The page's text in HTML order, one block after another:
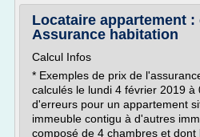
Locataire appartement
Assurance habitation
Calcul Infos
* Exemples de prix de
calculés le lundi 4 février 2019 à
d'erreurs pour un appartement
immeuble contigu à d'autres
composé de 4 chambres et dont